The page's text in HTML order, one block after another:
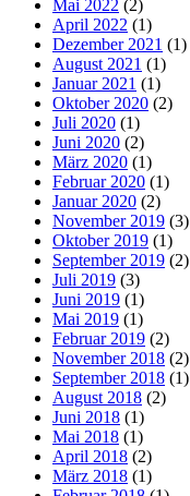
Mai 2022 (2)
April 2022 (1)
Dezember 2021 (1)
August 2021 (1)
Januar 2021 (1)
Oktober 2020 (2)
Juli 2020 (1)
Juni 2020 (2)
März 2020 (1)
Februar 2020 (1)
Januar 2020 (2)
November 2019 (3)
Oktober 2019 (1)
September 2019 (2)
Juli 2019 (3)
Juni 2019 (1)
Mai 2019 (1)
Februar 2019 (2)
November 2018 (2)
September 2018 (1)
August 2018 (2)
Juni 2018 (1)
Mai 2018 (1)
April 2018 (2)
März 2018 (1)